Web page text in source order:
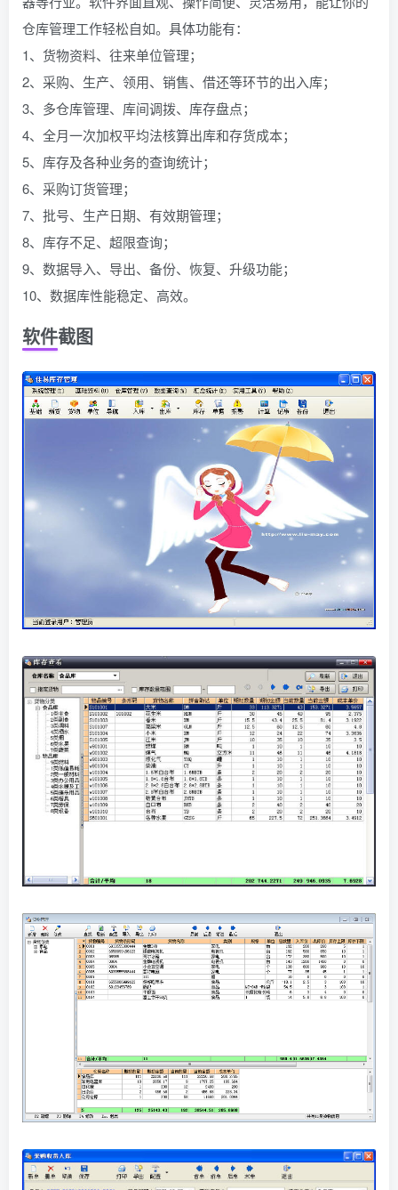
仓库管理工作轻松自如。具体功能有：
1、货物资料、往来单位管理；
2、采购、生产、领用、销售、借还等环节的出入库；
3、多仓库管理、库间调拨、库存盘点；
4、全月一次加权平均法核算出库和存货成本；
5、库存及各种业务的查询统计；
6、采购订货管理；
7、批号、生产日期、有效期管理；
8、库存不足、超限查询；
9、数据导入、导出、备份、恢复、升级功能；
10、数据库性能稳定、高效。
软件截图